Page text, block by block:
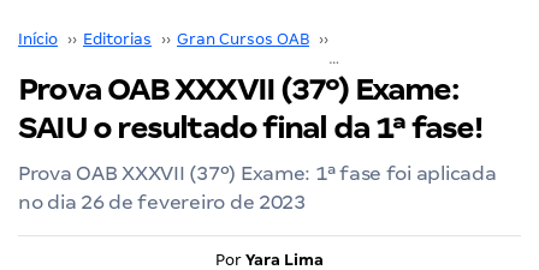
Início ›› Editorias ›› Gran Cursos OAB ››
Prova OAB XXXVII (37º) Exame:
SAIU o resultado final da 1ª fase!
Prova OAB XXXVII (37º) Exame: 1ª fase foi aplicada
no dia 26 de fevereiro de 2023
Por Yara Lima